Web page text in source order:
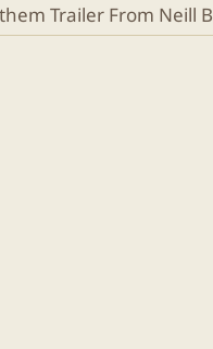
Trailer From Neill